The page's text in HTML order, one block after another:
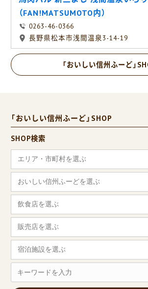
（FAN!MATSUMOTO内）
0263-46-0366
長野県松本市浅間温泉3-14-19
「おいしい信州ふーど」
「おいしい信州ふーど」SHOP
SHOP検索
エリア・市町村を選ぶ
おいしい信州ふーどを選ぶ
飲食店を選ぶ
販売店を選ぶ
宿泊施設を選ぶ